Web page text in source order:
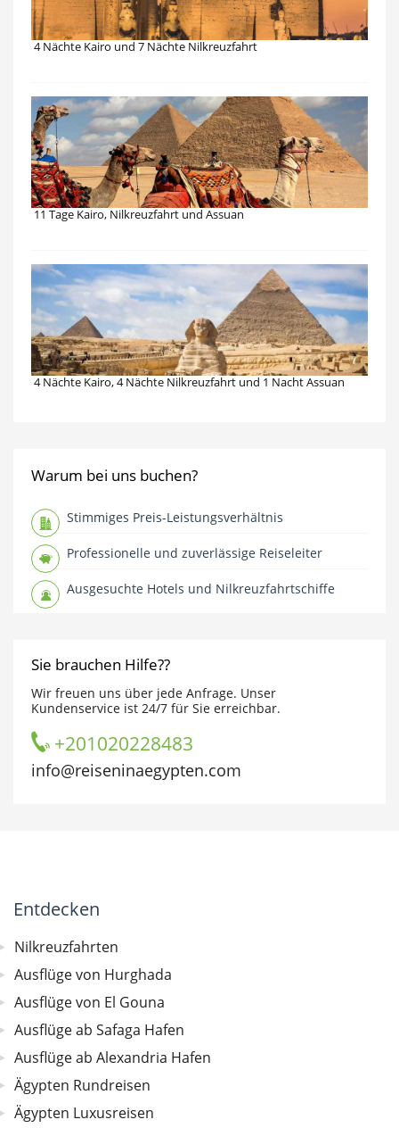
4 Nächte Kairo und 7 Nächte Nilkreuzfahrt
11 Tage Kairo, Nilkreuzfahrt und Assuan
4 Nächte Kairo, 4 Nächte Nilkreuzfahrt und 1 Nacht Assuan
Warum bei uns buchen?
Stimmiges Preis-Leistungsverhältnis
Professionelle und zuverlässige Reiseleiter
Ausgesuchte Hotels und Nilkreuzfahrtschiffe
Sie brauchen Hilfe??
Wir freuen uns über jede Anfrage. Unser
Kundenservice ist 24/7 für Sie erreichbar.
+201020228483
info@reiseninaegypten.com
Entdecken
Nilkreuzfahrten
Ausflüge von Hurghada
Ausflüge von El Gouna
Ausflüge ab Safaga Hafen
Ausflüge ab Alexandria Hafen
Ägypten Rundreisen
Ägypten Luxusreisen